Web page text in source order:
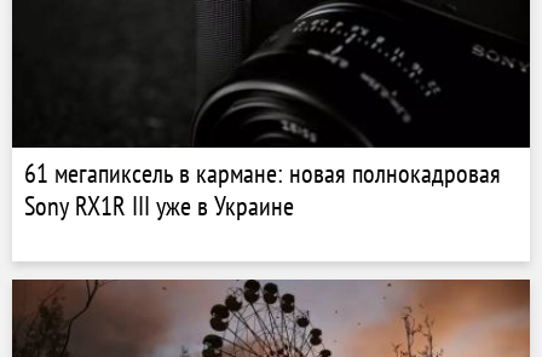
61 мегапиксель в кармане: новая полнокадровая
Sony RX1R III уже в Украине